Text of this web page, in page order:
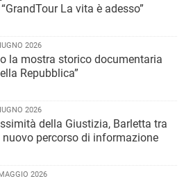
La vita è adesso”
2026
la mostra storico documentaria
Repubblica”
2026
della Giustizia, Barletta tra
nuovo percorso di informazione
2026